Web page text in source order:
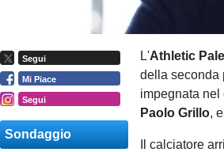
Segui
Mi Piace
Segui
Sondaggio
L'Athletic
della seconda
impegnata
Paolo Grillo,
Il calciatore